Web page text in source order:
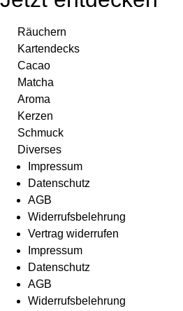
können
der
Produktseite
gewählt
werden
Räuchern
Kartendecks
Cacao
Matcha
Aroma
Kerzen
Schmuck
Diverses
Impressum
Datenschutz
AGB
Widerrufsbelehrung
Vertrag widerrufen
Impressum
Datenschutz
AGB
Widerrufsbelehrung